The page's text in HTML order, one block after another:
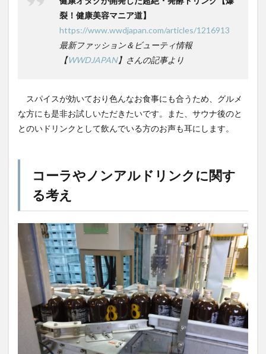
裂！健康美容マニア道】
https://www.wwdjapan.com/articles/1216913
最新ファッション＆ビューティ情報
【WWDJAPAN】さんの記事より
スパイスが効いており色んなお食事にも合うため、グルメ
な方にも是非お試しいただきたいです。また、サウナ後のと
とのいドリンクとして飲んでいる方のお声も耳にします。
コーラやノンアルドリンクに関す
る考え